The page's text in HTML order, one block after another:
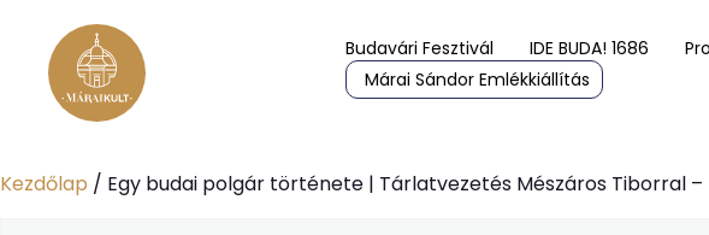
Budavári Fesztivál IDE BUDA! 1686
Márai Sándor Emlékkiállítás
Kezdőlap / Egy budai polgár története | Tárlatvezetés Mészáros Tiborral